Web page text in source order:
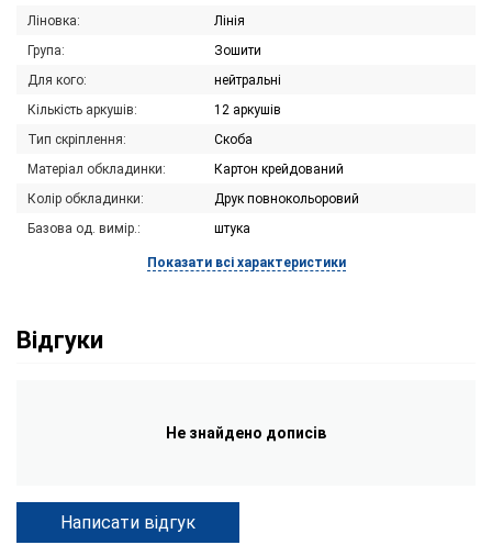
Ліновка:
Лінія
Група:
Зошити
Для кого:
нейтральні
Кількість аркушів:
12 аркушів
Тип скріплення:
Скоба
Матеріал обкладинки:
Картон крейдований
Колір обкладинки:
Друк повнокольоровий
Базова од. вимір.:
штука
Показати всі характеристики
Відгуки
Не знайдено дописів
Написати відгук